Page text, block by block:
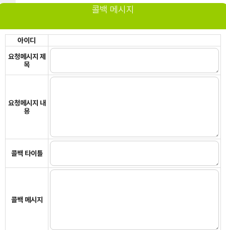
콜백 메시지
아이디
요청메시지 제
목
요청메시지 내
용
콜백 타이틀
콜백 메시지